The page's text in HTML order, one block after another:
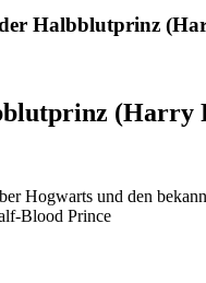
Halbblutprinz
(Harry
Hogwarts und den
Blood Prince